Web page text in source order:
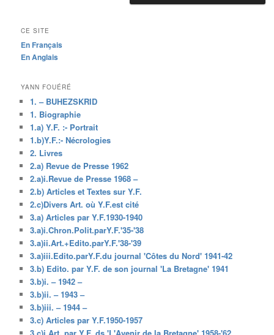
CE SITE
En Français
En Anglais
YANN FOUÉRÉ
1. – BUHEZSKRID
1. Biographie
1.a) Y.F. :- Portrait
1.b)Y.F.:- Nécrologies
2. Livres
2.a) Revue de Presse 1962
2.a)i.Revue de Presse 1968 –
2.b) Articles et Textes sur Y.F.
2.c)Divers Art. où Y.F.est cité
3.a) Articles par Y.F.1930-1940
3.a)i.Chron.Polit.parY.F.'35-'38
3.a)ii.Art.+Edito.parY.F.'38-'39
3.a)iii.Edito.parY.F.du journal 'Côtes du Nord' 1941-42
3.b) Edito. par Y.F. de son journal 'La Bretagne' 1941
3.b)i. – 1942 –
3.b)ii. – 1943 –
3.b)iii. – 1944 –
3.c) Articles par Y.F.1950-1957